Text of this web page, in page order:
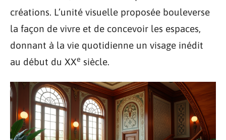
créations. L’unité visuelle proposée bouleverse
la façon de vivre et de concevoir les espaces,
donnant à la vie quotidienne un visage inédit
au début du XXe siècle.